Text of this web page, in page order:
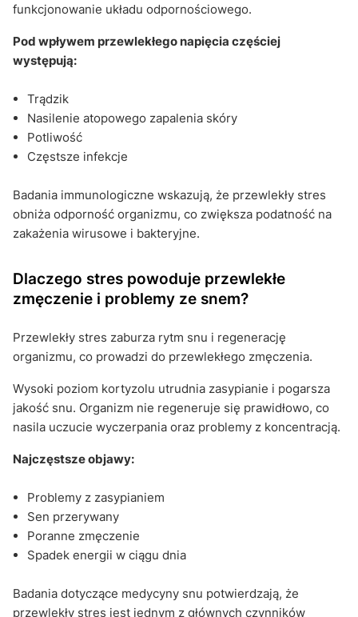
funkcjonowanie układu odpornościowego.
Pod wpływem przewlekłego napięcia częściej
występują:
Trądzik
Nasilenie atopowego zapalenia skóry
Potliwość
Częstsze infekcje
Badania immunologiczne wskazują, że przewlekły stres
obniża odporność organizmu, co zwiększa podatność na
zakażenia wirusowe i bakteryjne.
Dlaczego stres powoduje przewlekłe
zmęczenie i problemy ze snem?
Przewlekły stres zaburza rytm snu i regenerację
organizmu, co prowadzi do przewlekłego zmęczenia.
Wysoki poziom kortyzolu utrudnia zasypianie i pogarsza
jakość snu. Organizm nie regeneruje się prawidłowo, co
nasila uczucie wyczerpania oraz problemy z koncentracją.
Najczęstsze objawy:
Problemy z zasypianiem
Sen przerywany
Poranne zmęczenie
Spadek energii w ciągu dnia
Badania dotyczące medycyny snu potwierdzają, że
przewlekły stres jest jednym z głównych czynników